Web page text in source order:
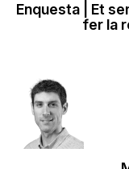
Enquesta | Et
fer la